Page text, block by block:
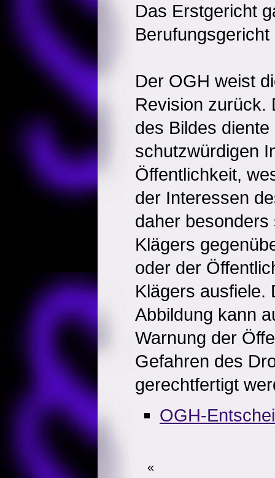
Das Erstgericht
Der OGH weist
Revision zurück.
des Bildes diente
schutzwürdigen
Öffentlichkeit,
der Interessen
daher
Klägers
oder der
Klägers ausfiele.
Abbildung kann
Warnung der
Gefahren des
gerechtfertigt
OGH-
«